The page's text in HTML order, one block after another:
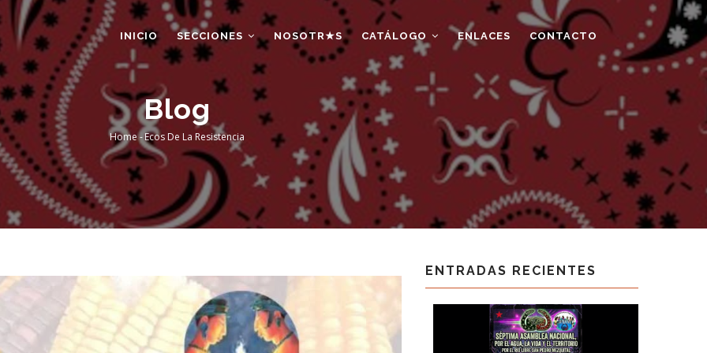
INICIO SECCIONES NOSOTR★S CATÁLOGO ENLACES CONTACTO
Blog
Breadcrumb
Home -Ecos De La Resistencia
ENTRADAS RECIENTES